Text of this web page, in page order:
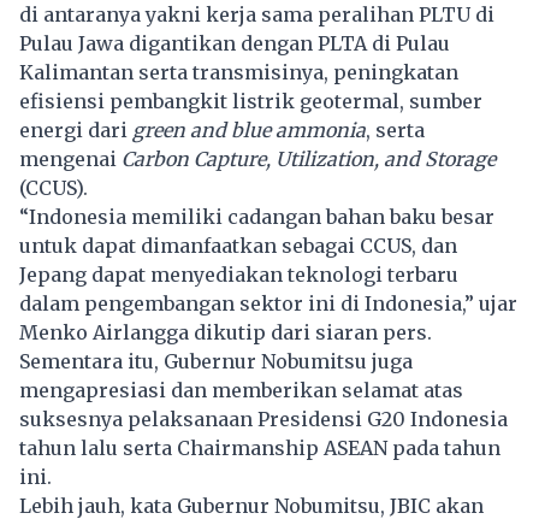
di antaranya yakni kerja sama peralihan PLTU di
Pulau Jawa digantikan dengan PLTA di Pulau
Kalimantan serta transmisinya, peningkatan
efisiensi pembangkit listrik geotermal, sumber
energi dari green and blue ammonia, serta
mengenai Carbon Capture, Utilization, and Storage
(CCUS).
“Indonesia memiliki cadangan bahan baku besar
untuk dapat dimanfaatkan sebagai CCUS, dan
Jepang dapat menyediakan teknologi terbaru
dalam pengembangan sektor ini di Indonesia,” ujar
Menko Airlangga dikutip dari siaran pers.
Sementara itu, Gubernur Nobumitsu juga
mengapresiasi dan memberikan selamat atas
suksesnya pelaksanaan Presidensi G20 Indonesia
tahun lalu serta Chairmanship ASEAN pada tahun
ini.
Lebih jauh, kata Gubernur Nobumitsu, JBIC akan